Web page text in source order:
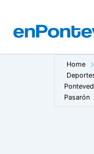
contido
Home
Pasarón